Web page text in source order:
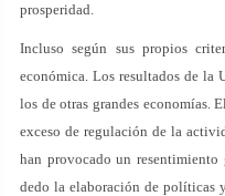
prosperidad.
Incluso según sus propios
económica. Los resultados de la
los de otras grandes economías.
exceso de regulación de la
han provocado un
dedo la elaboración de políticas